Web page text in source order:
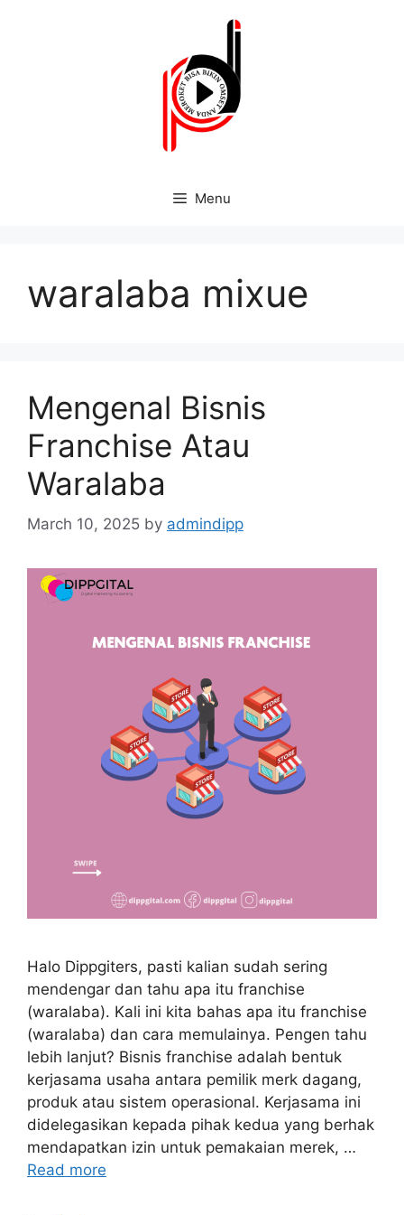
Menu
waralaba mixue
Mengenal Bisnis
Franchise Atau
Waralaba
March 10, 2025 by admindipp
Halo Dippgiters, pasti kalian sudah sering
mendengar dan tahu apa itu franchise
(waralaba). Kali ini kita bahas apa itu franchise
(waralaba) dan cara memulainya. Pengen tahu
lebih lanjut? Bisnis franchise adalah bentuk
kerjasama usaha antara pemilik merk dagang,
produk atau sistem operasional. Kerjasama ini
didelegasikan kepada pihak kedua yang berhak
mendapatkan izin untuk pemakaian merek, …
Read more